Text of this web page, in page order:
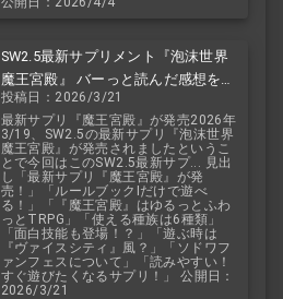
SW2.5最新サプリメント『泡沫世界
魔王宮殿』 バーっと読んだ感想を交
えて紹介します！！
投稿日：2026/3/21
最新サプリ『魔王宮殿』が発売2026年
3/19、SW2.5の最新サプリ『泡沫世界
魔王宮殿』が発売されましたというこ
とで今回はこのSW2.5最新サプ... 見出
し「最新サプリ『魔王宮殿』が発
売！」「ルールブックIだけで遊べ
る！」「『魔王宮殿』はゆるっとふわ
っとTRPG」「使える種族は6種類」
「面白技能も登場！？」「遊ぶ時は
『ヴァイスシティ』風？」「ソドワフ
ァンフェスについて」「読みやすい！
すぐ遊びたくなるサプリ！」 公開日：
2026/3/21